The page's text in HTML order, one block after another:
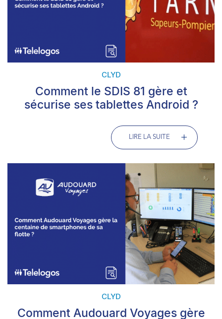
CLYD
Comment le SDIS 81 gère et
sécurise ses tablettes Android ?
LIRE LA SUITE
CLYD
Comment Audouard Voyages gère